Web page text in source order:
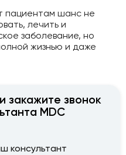
пациентам шанс не
лечить и
заболевание, но
жизнью и даже
закажите звонок
MDC
консультант